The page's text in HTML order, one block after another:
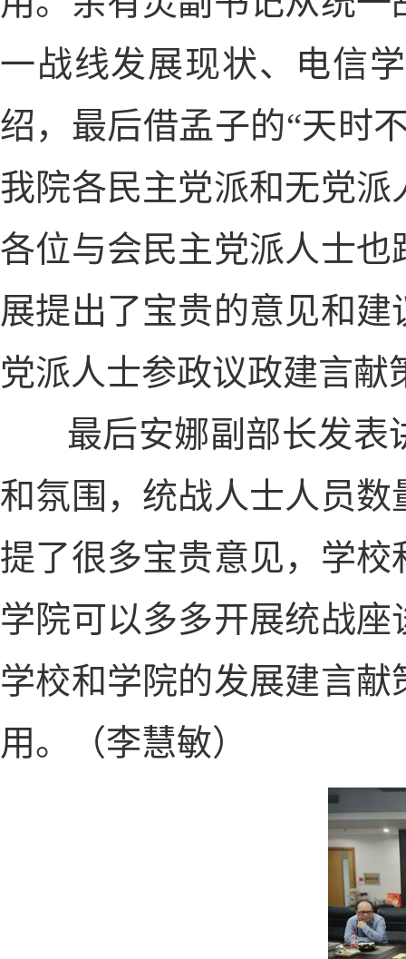
一战线发展现状、电信
绍，最后借孟子的“天时
我院各民主党派和无党
各位与会民主党派人士
展提出了宝贵的意见和
党派人士参政议政建言献
最后安娜副部长发表
和氛围，统战人士人员
提了很多宝贵意见，学
学院可以多多开展统战
学校和学院的发展建言
用。（李慧敏）